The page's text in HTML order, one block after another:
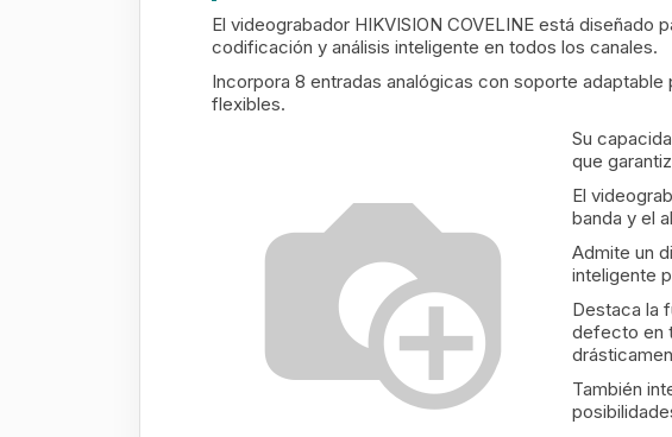
El videograbador HIKVISION COVELINE está
codificación y análisis inteligente en todos los canales.
Incorpora 8 entradas analógicas con soporte
flexibles.
Su
que
El
banda y el
Admite un
inteligente
Destaca la
defecto en
También